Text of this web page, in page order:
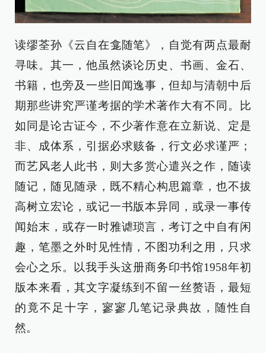
读缪荃孙《云自在龛随笔》，自觉有两点最耐
寻味。其一，他虽然谈论历史、书画、金石、
书籍，也旁及一些旧闻逸事，但却与清朝中后
期那些讲究严谨考据的学术著作大有不同。比
如同是论古证今，不少著作意在立新说、定是
非、成体系，引据必求赅备，行文必求谨严；
而艺风老人此书，则大多赏心遣兴之作，随读
随记，随见随录，既不精心构思篇章，也不拔
高树立宏论，或记一书版本异同，或录一事传
闻始末，或存一时雅谑琐言，考订之中自有闲
趣，笔墨之外时见性情，不图功利之用，只求
会心之乐。以我手头这册商务印书馆1958年初
版本来看，其文字凝练到不留一丝赘语，最短
的竟不足十字，寥寥几笔记录典故，随性自
然。